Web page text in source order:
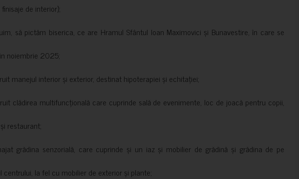
de interior);
să pictăm biserica, ce are Hramul Sfântul Ioan Maximovici și Bunavestire, în care se
noiembrie 2025;
manejul interior și exterior, destinat hipoterapiei și echitației;
clădirea multifuncțională care cuprinde sală de evenimente, loc de joacă pentru copii,
restaurant;
grădina senzorială, care cuprinde și un iaz și mobilier de grădină și grădina de pe
centrului, la fel cu mobilier de exterior și plante;